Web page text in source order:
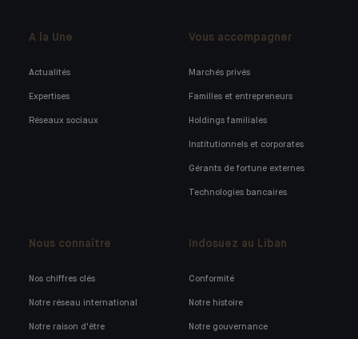
A la Une
Actualités
Expertises
Réseaux sociaux
Vous accompagner
Marchés privés
Familles et entrepreneurs
Holdings familiales
Institutionnels et corporates
Gérants de fortune externes
Technologies bancaires
Nous connaître
Nos chiffres clés
Notre réseau international
Notre raison d'être
Indosuez au Liban
Conformité
Notre histoire
Notre gouvernance